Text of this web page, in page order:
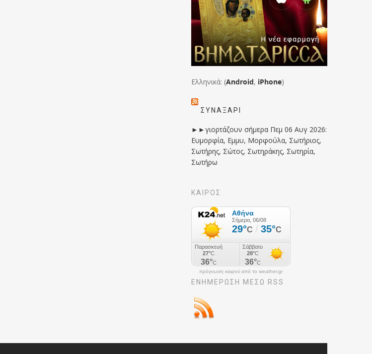
Ελληνικά: (Android, iPhone)
ΣΥΝΑΞΆΡΙ
►►γιορτάζουν σήμερα Πεμ 06 Αυγ 2026:
Ευμορφία, Εμμυ, Μορφούλα, Σωτήριος,
Σωτήρης, Σώτος, Σωτηράκης, Σωτηρία,
Σωτήρω
ΚΑΙΡΟΣ
πρόγνωση καιρού από το weather.gr
ΕΝΗΜΈΡΩΣΉ ΜΕΣΩ RSS